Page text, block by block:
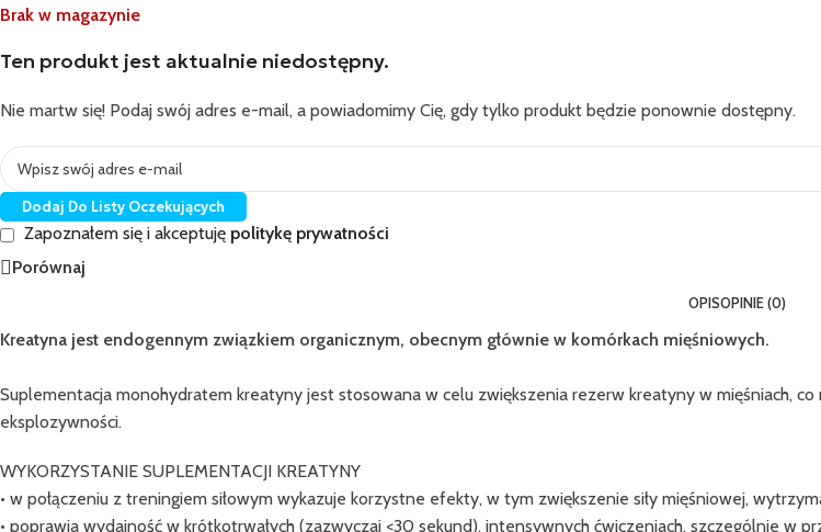
Brak w magazynie
Ten produkt jest aktualnie niedostępny.
Nie martw się! Podaj swój adres e-mail, a powiadomimy Cię, gdy tylko produkt będzie ponownie dostępny.
Dodaj Do Listy Oczekujących
Zapoznałem się i akceptuję politykę prywatności
Porównaj
OPISOPINIE (0)
Kreatyna jest endogennym związkiem organicznym, obecnym głównie w komórkach mięśniowych.
Suplementacja monohydratem kreatyny jest stosowana w celu zwiększenia rezerw kreatyny w mięśniach,
eksplozywności.
WYKORZYSTANIE SUPLEMENTACJI KREATYNY
• w połączeniu z treningiem siłowym wykazuje korzystne efekty, w tym zwiększenie siły mięśniowej,
• poprawia wydajność w krótkotrwałych (zazwyczaj <30 sekund), intensywnych ćwiczeniach, szczególnie w